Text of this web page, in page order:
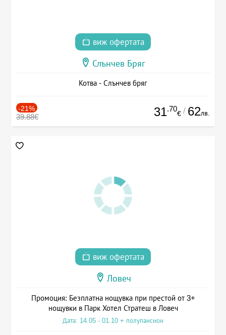
виж офертата
Слънчев Бряг
Котва - Слънчев бряг
-21%
39.88€ 31.70
€ / 62лв.
виж офертата
Ловеч
Промоция: Безплатна нощувка при престой от 3+
нощувки в Парк Хотел Стратеш в Ловеч
Дата: 14.05 - 01.10 + полупансион